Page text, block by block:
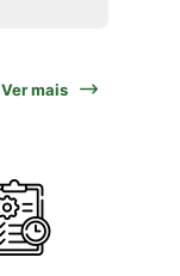
Ver mais